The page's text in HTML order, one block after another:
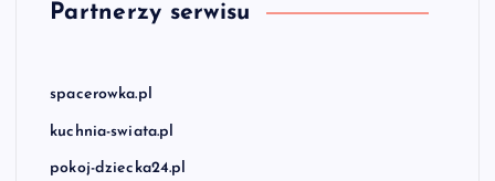
Partnerzy serwisu
spacerowka.pl
kuchnia-swiata.pl
pokoj-dziecka24.pl